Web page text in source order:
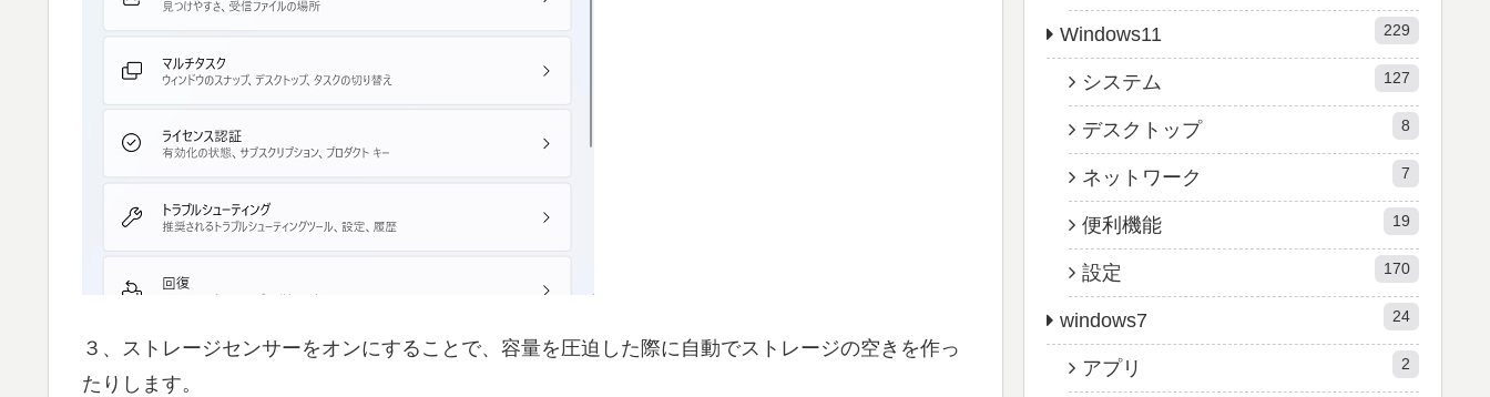
３、ストレージセンサーをオンにすることで、容量を圧迫した際に自動でストレージの空きを作っ
たりします。
Windows11 229
システム 127
デスクトップ 8
ネットワーク 7
便利機能 19
設定 170
windows7 24
アプリ 2